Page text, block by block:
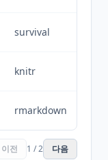
survival
knitr
rmarkdown
이전 1 / 2 다음